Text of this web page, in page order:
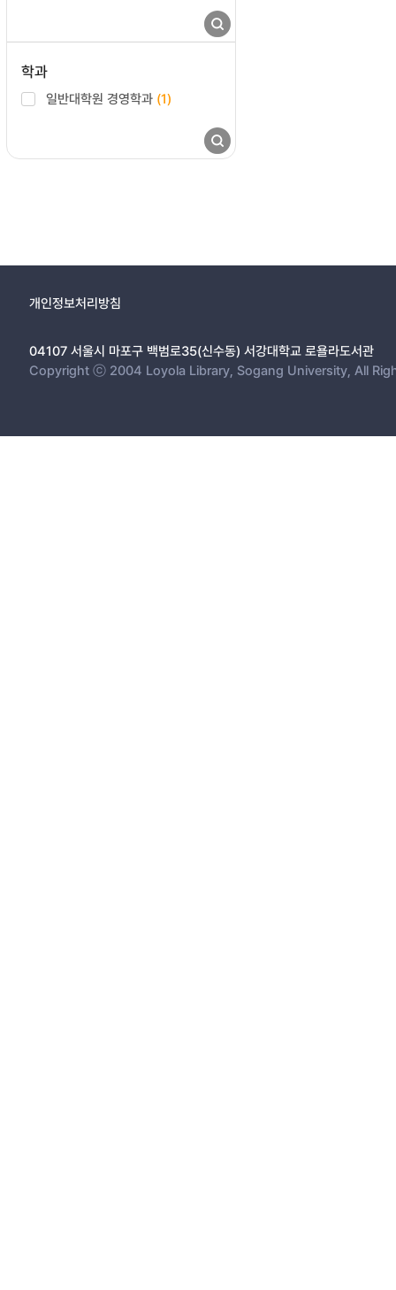
학과
일반대학원 경영학과 (1)
개인정보처리방침
04107 서울시 마포구 백범로35(신수동) 서강대학교 로욜라도서관
Copyright ⓒ 2004 Loyola Library, Sogang University, All